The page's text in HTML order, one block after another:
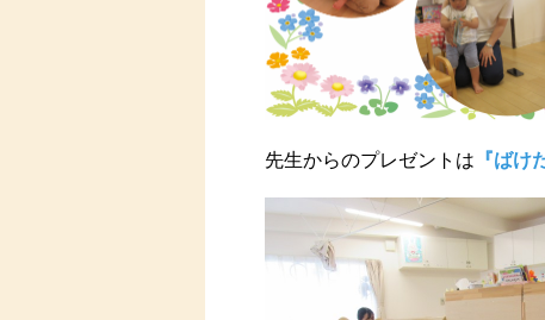
先生からのプレゼントは 『ばけ